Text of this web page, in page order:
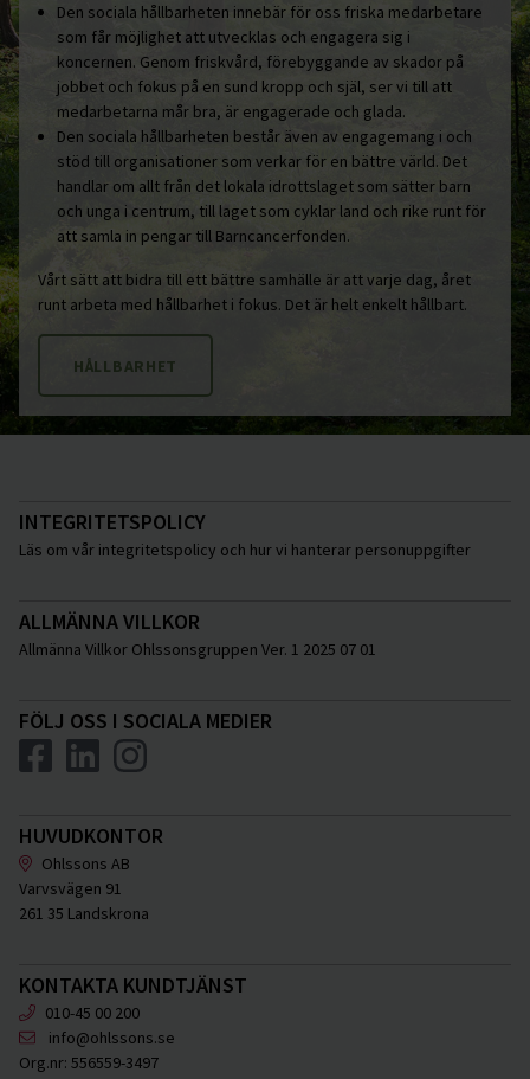
Den sociala hållbarheten innebär för oss friska medarbetare
som får möjlighet att utvecklas och engagera sig i
koncernen. Genom friskvård, förebyggande av skador på
jobbet och fokus på en sund kropp och själ, ser vi till att
medarbetarna mår bra, är engagerade och glada.
Den sociala hållbarheten består även av engagemang i och
stöd till organisationer som verkar för en bättre värld. Det
handlar om allt från det lokala idrottslaget som sätter barn
och unga i centrum, till laget som cyklar land och rike runt för
att samla in pengar till Barncancerfonden.
Vårt sätt att bidra till ett bättre samhälle är att varje dag, året
runt arbeta med hållbarhet i fokus. Det är helt enkelt hållbart.
HÅLLBARHET
INTEGRITETSPOLICY
Läs om vår integritetspolicy och hur vi hanterar personuppgifter
ALLMÄNNA VILLKOR
Allmänna Villkor Ohlssonsgruppen Ver. 1 2025 07 01
FÖLJ OSS I SOCIALA MEDIER
HUVUDKONTOR
Ohlssons AB
Varvsvägen 91
261 35 Landskrona
KONTAKTA KUNDTJÄNST
010-45 00 200
info@ohlssons.se
Org.nr: 556559-3497